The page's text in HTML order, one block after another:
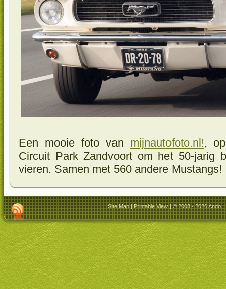
Een mooie foto van mijnautofoto.nl!,
Circuit Park Zandvoort om het 50-jarig
vieren. Samen met 560 andere Mustangs!
Site Map|Printable View| © 2008 - 2026 Ando |